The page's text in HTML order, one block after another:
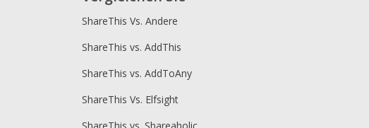
ShareThis Vs. Andere
ShareThis vs. AddThis
ShareThis vs. AddToAny
ShareThis Vs. Elfsight